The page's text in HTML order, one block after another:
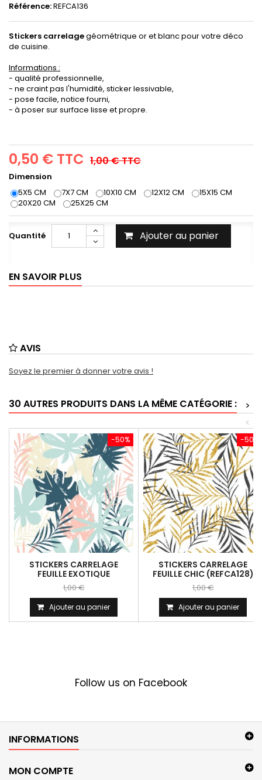
Référence:REFCA136
Stickers carrelagegéométrique or et blanc pour votre déco
de cuisine.
Informations :
- qualité professionnelle,
- ne craint pas l'humidité, sticker lessivable,
- pose facile, notice fourni,
- à poser sur surface lisse et propre.
0,50 € TTC 1,00 €TTC
Dimension
5X5 CM
7X7 CM 10X10 CM 12X12 CM
15X15 CM
20X20 CM
25X25 CM
Quantité Ajouter au panier
EN SAVOIR PLUS
AVIS
Soyez le premier à donner votre avis !
30 AUTRES PRODUITS DANS LA MÊME CATÉGORIE :
>
<
STICKERS CARRELAGE
FEUILLE EXOTIQUE
1,00 €
-50%
Ajouter au panier
STICKERS CARRELAGE
FEUILLE CHIC (REFCA128)
1,00 €
-50%
Ajouter au panier
Follow us on Facebook
INFORMATIONS
MON COMPTE